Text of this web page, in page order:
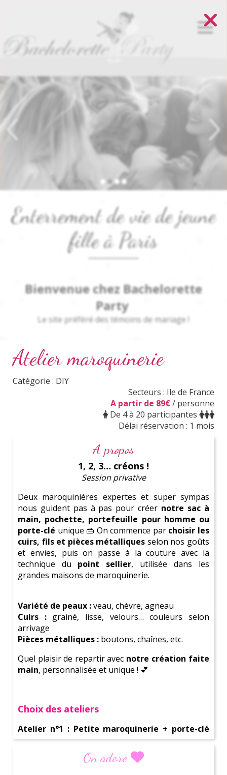
Enterrement de vie de jeune
fille à Paris
Bienvenue chez Bachelorette
Party
Le site préféré des témoins de mariage !
Tu viens d'apprendre le mariage d'une femme qui
t'est proche et tu es envahie d'une grande émotion.
Deuxième vague d'émotion,
elle te désigne comme
Te voilà donc arrivée sur notre formidable site pour
comprendre en quoi consiste ton rôle et comment lui
organiser un EVJF qu'elle va adorer !
Témoin de Mariage
Découvre desuperbes activités
Consulte notreblog complet
Amuse-toi avec letest de personnalité
Une coordinatrice à tes côtés pour
organiser un EVJF inoubliable à
Paris !
Atelier maroquinerie
Catégorie : DIY
Secteurs : Ile de France
A partir de 89€/ personne
De 4 à 20 participantes
Délai réservation : 1 mois
A propos
1, 2, 3… créons !
Session privative
Deux maroquinières expertes et super sympas
nous guident pas à pas pour créer notre sac à
main, pochette, portefeuille pour homme ou
porte-clé unique 👜 On commence par choisir les
cuirs, fils et pièces métalliques selon nos goûts
et envies, puis on passe à la couture avec la
technique du point sellier, utilisée dans les
grandes maisons de maroquinerie.
Variété de peaux :veau, chèvre, agneau
Cuirs : grainé, lisse, velours… couleurs selon
arrivage
Pièces métalliques : boutons, chaînes, etc.
Quel plaisir de repartir avec notre création faite
main, personnalisée et unique ! 💕
Choix des ateliers
Atelier n°1 : Petite maroquinerie + porte-clé
(3h)
Un porte-monnaie, porte-carte ou portefeuille
(pour homme par exemple) + un porte-clé assorti
On adore